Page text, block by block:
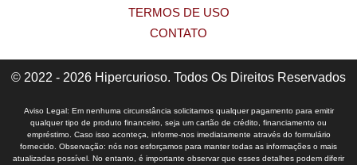
TERMOS DE USO
CONTATO
© 2022 - 2026 Hipercurioso. Todos Os Direitos Reservados
Aviso Legal: Em nenhuma circunstância solicitamos qualquer pagamento para emitir
qualquer tipo de produto financeiro, seja um cartão de crédito, financiamento ou
empréstimo. Caso isso aconteça, informe-nos imediatamente através do formulário
fornecido. Observação: nós nos esforçamos para manter todas as informações o mais
atualizadas possível. No entanto, é importante observar que esses detalhes podem diferir